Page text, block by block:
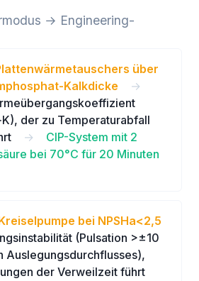
→ Engineering-
über
Kalkdicke
→
der zu Temperaturabfall
→
CIP-System mit 2
bei 70°C für 20 Minuten
bei NPSHa<2,5
(Pulsation >±10
Auslegungsdurchflusses),
der Verweilzeit führt